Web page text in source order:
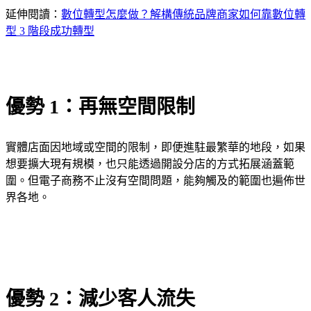
延伸閱讀： 數位轉型怎麼做？解構傳統品牌商家如何靠數位轉
型 3 階段成功轉型
優勢 1：再無空間限制
實體店面因地域或空間的限制，即便進駐最繁華的地段，如果
想要擴大現有規模，也只能透過開設分店的方式拓展涵蓋範
圍。但電子商務不止沒有空間問題，能夠觸及的範圍也遍佈世
界各地。
優勢 2：減少客人流失